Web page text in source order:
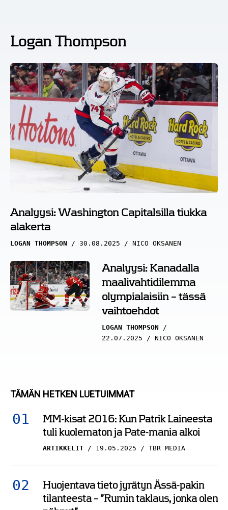
Logan Thompson
Analyysi: Washington Capitalsilla tiukka
alakerta
LOGAN THOMPSON 30.08.2025 NICO OKSANEN
Analyysi: Kanadalla
maalivahtidilemma
olympialaisiin – tässä
vaihtoehdot
LOGAN THOMPSON
22.07.2025
NICO OKSANEN
TÄMÄN HETKEN LUETUIMMAT
MM-kisat 2016: Kun Patrik Laineesta
tuli kuolematon ja Pate-mania alkoi
ARTIKKELIT 19.05.2025 TBR MEDIA
Huojentava tieto jyrätyn Ässä-pakin
tilanteesta – ”Rumin taklaus, jonka olen